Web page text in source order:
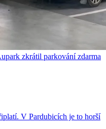
zkrátil parkování zdarma
V Pardubicích je to horší